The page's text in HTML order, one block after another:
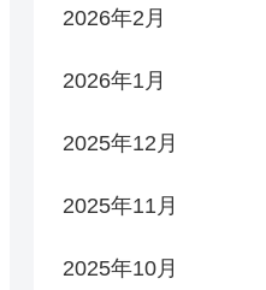
2026年2月
2026年1月
2025年12月
2025年11月
2025年10月